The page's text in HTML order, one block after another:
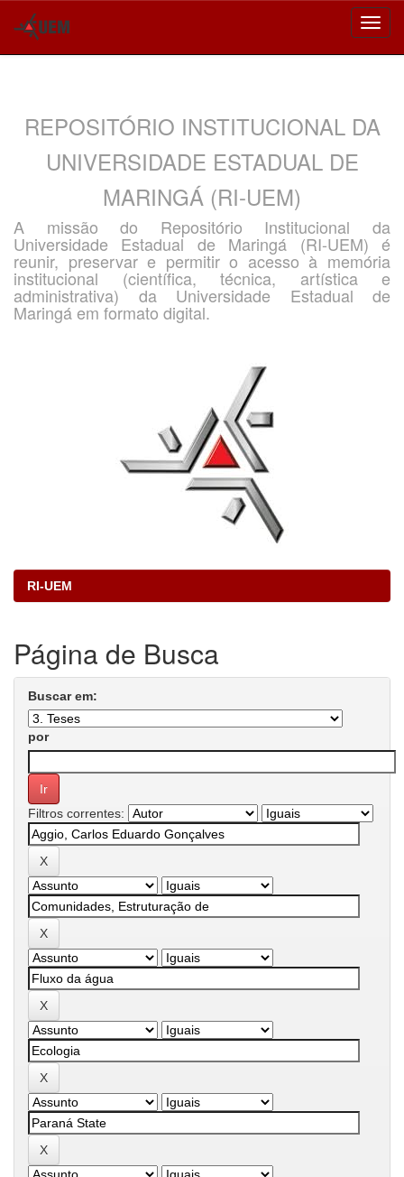
REPOSITÓRIO INSTITUCIONAL DA
UNIVERSIDADE ESTADUAL DE
MARINGÁ (RI-UEM)
A missão do Repositório Institucional da
Universidade Estadual de Maringá (RI-UEM) é
reunir, preservar e permitir o acesso à memória
institucional (científica, técnica, artística e
administrativa) da Universidade Estadual de
Maringá em formato digital.
RI-UEM
Página de Busca
Buscar em:
por
Filtros correntes: